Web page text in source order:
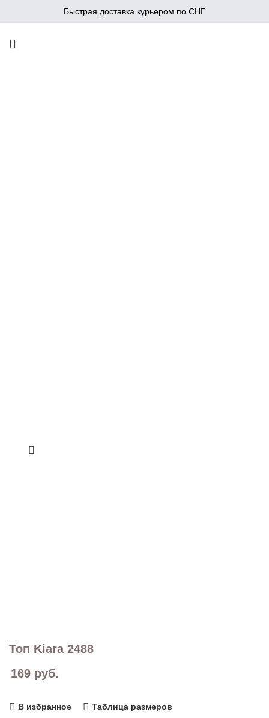
Быстрая доставка курьером по СНГ
Топ Kiara 2488
169 руб.
В избранное Таблица размеров